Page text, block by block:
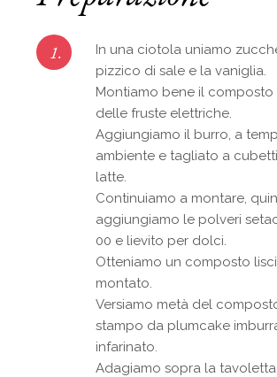
1.
In una ciotola uniamo
pizzico di sale e la vaniglia.
Montiamo bene il
delle fruste elettriche.
Aggiungiamo il burro, a
ambiente e tagliato a
latte.
Continuiamo a montare,
aggiungiamo le polveri
00 e lievito per dolci.
Otteniamo un composto
montato.
Versiamo metà del
stampo da plumcake
infarinato.
Adagiamo sopra la